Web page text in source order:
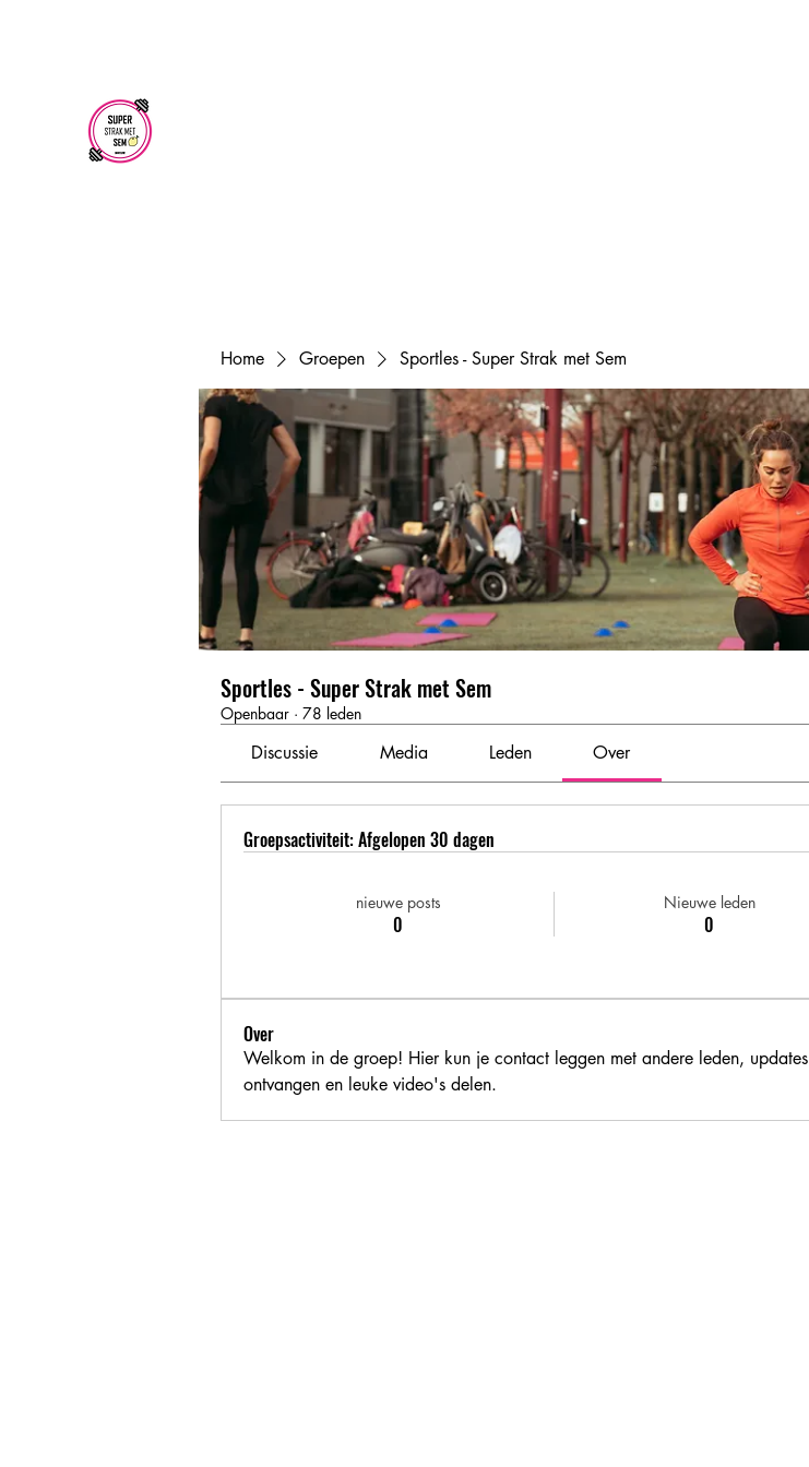
Home Groepen Sportles - Super Strak met Sem
Sportles - Super Strak met Sem
Openbaar · 78 leden
Discussie Media Leden Over
Groepsactiviteit: Afgelopen 30 dagen
nieuwe posts
0
Nieuwe leden
0
Over
Welkom in de groep! Hier kun je contact leggen met andere leden, updates
ontvangen en leuke video's delen.